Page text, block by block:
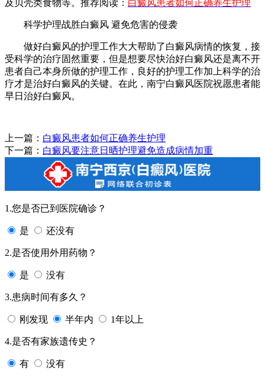
及贝壳类食物等。推荐阅读： 白癜风患者如何正确养生护理
科学护理战胜白癜风 避免危害的侵袭
做好白癜风的护理工作大大帮助了白癜风病情的恢复，接
受科学的治疗固然重要，但是想要尽快治好白癜风还是离不开
患者自己本身所做的护理工作，良好的护理工作加上科学的治
疗才是治好白癜风的关键。在此，南宁白癜风医院祝愿患者能
早日治好白癜风。
上一篇： 白癜风患者如何正确养生护理
下一篇： 白癜风要注意日晒护理避免造成病情加重
1.您是否已到医院确诊？
是 还没有
2.是否使用外用药物？
是 没有
3.患病时间有多久？
刚发现 半年内 1年以上
4.是否有家族遗传史？
有 没有